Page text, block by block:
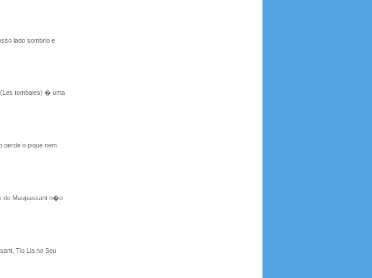
lado sombrio e
tombales) � uma
o pique nem
de Maupassant n�o
Tio Lia no Seu